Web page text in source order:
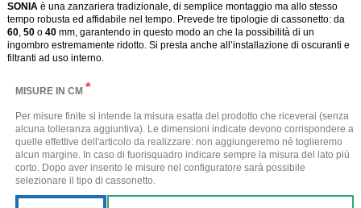
SONIA è una zanzariera tradizionale, di semplice montaggio ma allo stesso
tempo robusta ed affidabile nel tempo. Prevede tre tipologie di cassonetto: da
60, 50 o 40 mm, garantendo in questo modo an che la possibilità di un
ingombro estremamente ridotto. Si presta anche all’installazione di oscuranti e
filtranti ad uso interno.
MISURE IN CM *
Per misure finite si intende la misura esatta del prodotto che riceverai (senza
alcuna tolleranza aggiuntiva). Le dimensioni indicate devono corrispondere a
quelle effettive dell'articolo da realizzare: non aggiungeremo né toglieremo
alcun margine. In caso di fuorisquadro indicare sempre la misura del lato più
corto. Dopo aver inserito le misure nel configuratore sarà possibile
selezionare il tipo di cassonetto.